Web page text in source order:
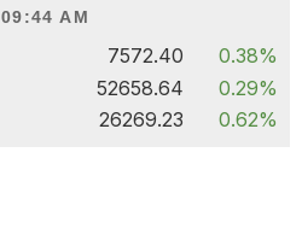
09:44 AM
7572.40
0.38%
52658.64
0.29%
26269.23 0.62%